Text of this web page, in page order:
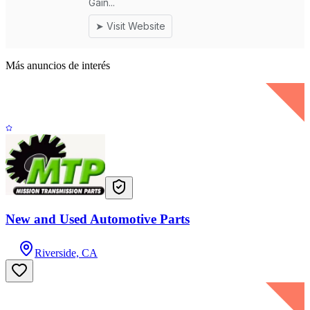
Más anuncios de interés
New and Used Automotive Parts
Riverside, CA